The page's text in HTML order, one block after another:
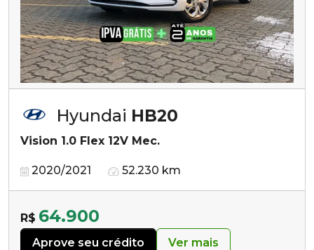
Hyundai HB20
Vision 1.0 Flex 12V Mec.
2020/2021 52.230 km
R$ 64.900
Aprove seu crédito Ver mais